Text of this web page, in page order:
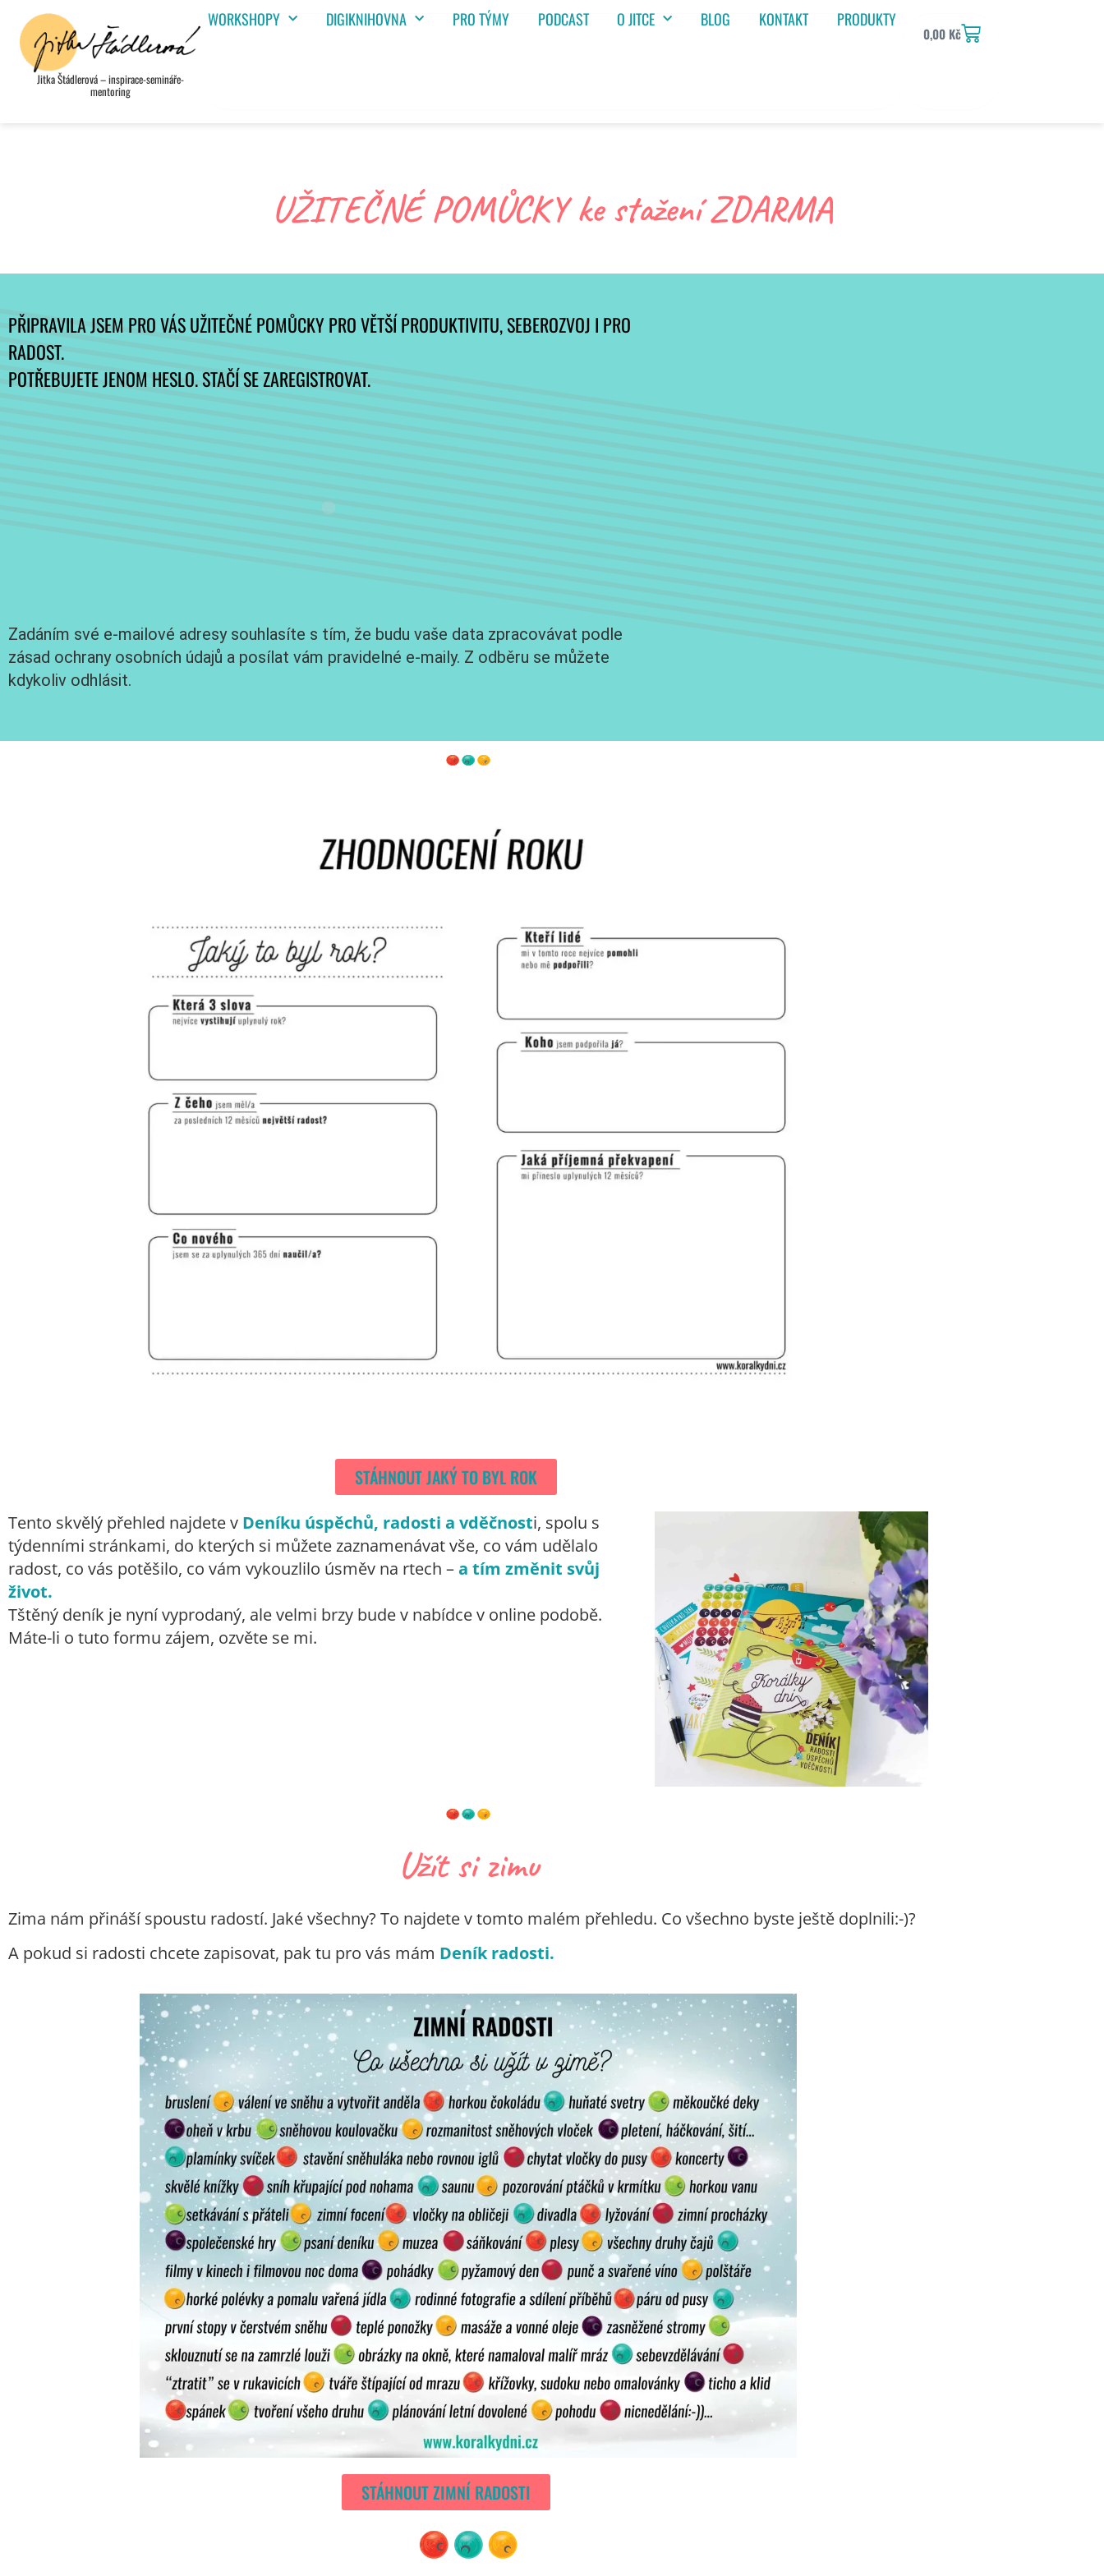
Jitka Štádlerová – inspirace-semináře-
mentoring
WORKSHOPY DIGIKNIHOVNA PRO TÝMY PODCAST O JITCE BLOG KONTAKT PRODUKTY
0,00 Kč
UŽITEČNÉ POMŮCKY ke stažení ZDARMA
PŘIPRAVILA JSEM PRO VÁS UŽITEČNÉ POMŮCKY PRO VĚTŠÍ PRODUKTIVITU, SEBEROZVOJ I PRO
RADOST.
POTŘEBUJETE JENOM HESLO. STAČÍ SE ZAREGISTROVAT.
Zadáním své e-mailové adresy souhlasíte s tím, že budu vaše data zpracovávat podle
zásad ochrany osobních údajů a posílat vám pravidelné e-maily. Z odběru se můžete
kdykoliv odhlásit.
STÁHNOUT JAKÝ TO BYL ROK
Tento skvělý přehled najdete v Deníku úspěchů, radosti a vděčnosti, spolu s
týdenními stránkami, do kterých si můžete zaznamenávat vše, co vám udělalo
radost, co vás potěšilo, co vám vykouzlilo úsměv na rtech –a tím změnit svůj
život.
Tštěný deník je nyní vyprodaný, ale velmi brzy bude v nabídce v online podobě.
Máte-li o tuto formu zájem, ozvěte se mi.
Užít si zimu
Zima nám přináší spoustu radostí. Jaké všechny? To najdete v tomto malém přehledu. Co všechno byste ještě doplnili:-)?
A pokud si radosti chcete zapisovat, pak tu pro vás mám Deník radosti.
STÁHNOUT ZIMNÍ RADOSTI